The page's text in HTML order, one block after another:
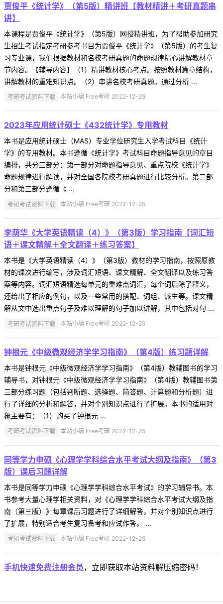
贾俊平《统计学》（第5版）精讲班【教材精讲＋考研真题串
讲】
本课程是贾俊平《统计学》（第5版）网授精讲班，为了帮助参加研究
生招生考试指定考研参考书目为贾俊平《统计学》（第5版）的考生复
习专业课，我们根据教材和名校考研真题的命题规律精心讲解教材章
节内容。【辅导内容】（1）精讲教材核心考点。按照教材篇章结构，
讲解教材的重难知识点。（2）串讲名校考研真题。通过分析 ...
考研考试资料下载 本站小编 Free考研 2022-12-25
2023年应用统计硕士《432统计学》专用教材
本书是应用统计硕士（MAS）专业学位研究生入学考试科目《统计
学》的专用教材。本书遵循《统计学》考试科目命题指导意见的章目
编排，共分三部分：第一部分对命题指导意见、重点院校《统计学》
命题规律进行解读，并对全国各院校考研真题进行比较分析。第二部
分和第三部分遵循《 ...
考研考试资料下载 本站小编 Free考研 2022-12-25
李荫华《大学英语精读（4）》（第3版）学习指南【词汇短
语＋课文精解＋全文翻译＋练习答案】
本书是《大学英语精读（4）》（第3版）教材的学习指南，按照原教
材的课次进行编写，涉及词汇短语、课文精解、全文翻译以及练习答
案等内容。词汇短语精选每单元的重难点词汇，每个词后除了释义，
还给出了相应的例句，以及一些常用的搭配、词组、派生等。课文精
解从文中选出重点句子及难以理解的句子加以讲解，其中包括对句 ...
考研考试资料下载 本站小编 Free考研 2022-12-25
钟根元《中级微观经济学学习指南》（第4版）练习题详解
本书是钟根元《中级微观经济学学习指南》（第4版）教辅图书的学习
辅导书，对钟根元《中级微观经济学学习指南》（第4版）教辅图书第
三部分练习题（包括判断题、选择题、简答题、计算题和分析题）进
行了详细的分析和解答，并对个别知识点进行了扩展。本书的适用对
象主要有：（1）购买了钟根元 ...
考研考试资料下载 本站小编 Free考研 2022-12-25
同等学力申硕《心理学学科综合水平考试大纲及指南》（第3
版）课后习题详解
本书是同等学力申硕《心理学学科综合水平考试》的学习辅导书。本
书参考大量心理学相关资料，对《心理学学科综合水平考试大纲及指
南（第三版）》每章课后习题进行了详细解答，并对个别知识点进行
了扩展，特别适合考生复习备考和应试作答。 ...
考研考试资料下载 本站小编 Free考研 2022-12-25
手机快速免费注册会员 ，立即获取本站资料解压缩密码！